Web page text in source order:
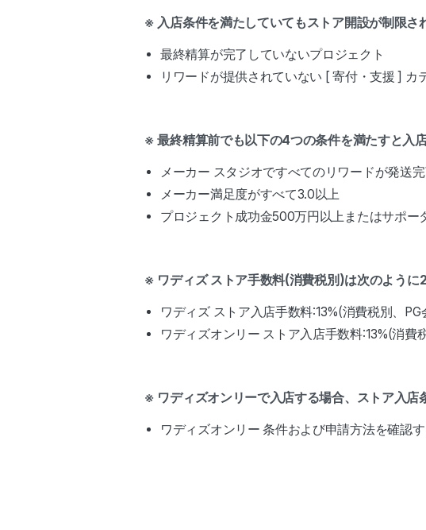
※ 入店条件を満たしていてもストア開設が制限さ
最終精算が完了していないプロジェクト
リワードが提供されていない [ 寄付・支援 ] カ
※ 最終精算前でも以下の4つの条件を満たすと入
メーカー スタジオですべてのリワードが発送
メーカー満足度がすべて3.0以上
プロジェクト成功金500万円以上またはサポ
※ ワディズ ストア手数料(消費税別)は次のように2
ワディズ ストア入店手数料:13%(消費税別、
ワディズオンリー ストア入店手数料:13%(消費
※ ワディズオンリーで入店する場合、ストア入店
ワディズオンリー 条件および申請方法を確認す